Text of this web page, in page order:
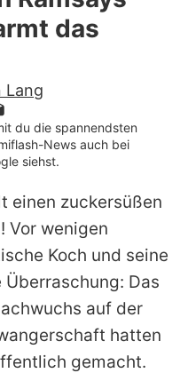
Promiflash
das
Lang
du die spannendsten
News auch bei
siehst.
einen zuckersüßen
Vor wenigen
Koch und seine
Überraschung: Das
auf der
hatten
gemacht.